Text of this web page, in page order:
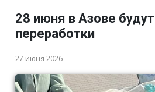
28 июня в Азове
переработки
27 июня 2026